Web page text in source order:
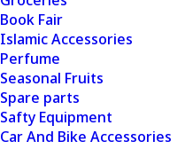
Book Fair
Islamic Accessories
Perfume
Seasonal Fruits
Spare parts
Safty Equipment
Car And Bike Accessories